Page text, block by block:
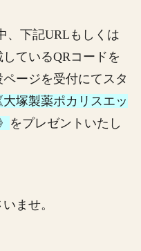
、下記URLもしくは
ているQRコードを
ージを受付にてスタ
大塚製薬ポカリスエッ
をプレゼントいたし
ませ。